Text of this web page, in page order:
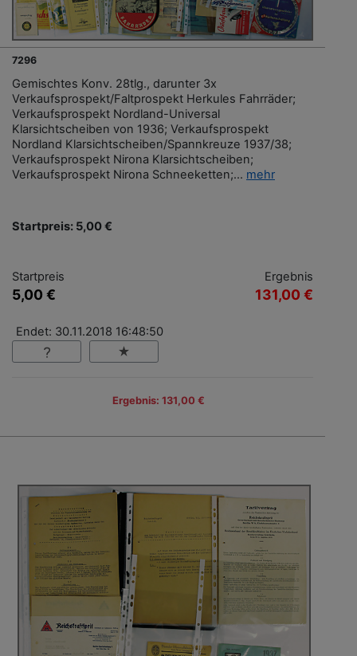
7296
Gemischtes Konv. 28tlg., darunter 3x
Verkaufsprospekt/Faltprospekt Herkules Fahrräder;
Verkaufsprospekt Nordland-Universal
Klarsichtscheiben von 1936; Verkaufsprospekt
Nordland Klarsichtscheiben/Spannkreuze 1937/38;
Verkaufsprospekt Nirona Klarsichtscheiben;
Verkaufsprospekt Nirona Schneeketten;... mehr
Startpreis: 5,00 €
Startpreis
5,00 €
Ergebnis
131,00 €
Endet: 30.11.2018 16:48:50
Ergebnis: 131,00 €